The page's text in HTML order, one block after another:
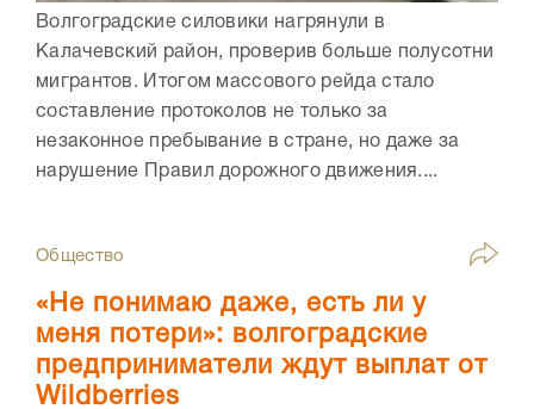
Волгоградские силовики нагрянули в
Калачевский район, проверив больше полусотни
мигрантов. Итогом массового рейда стало
составление протоколов не только за
незаконное пребывание в стране, но даже за
нарушение Правил дорожного движения....
Общество
«Не понимаю даже, есть ли у
меня потери»: волгоградские
предприниматели ждут выплат от
Wildberries